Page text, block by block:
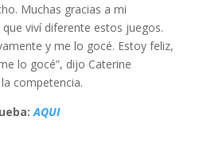
Muchas gracias a mi
viví diferente estos juegos.
y me lo gocé. Estoy feliz,
lo gocé”, dijo Caterine
competencia.
AQUI